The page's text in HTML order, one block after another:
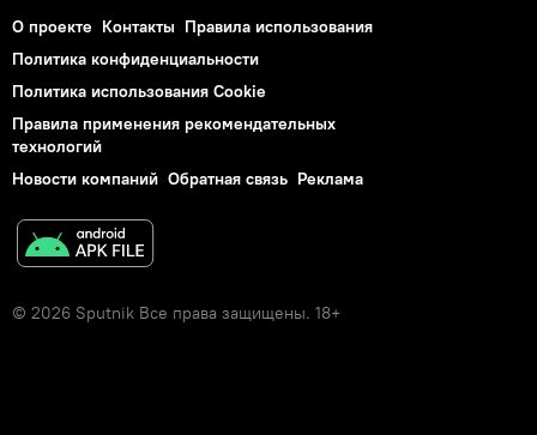
О проекте Контакты Правила использования
Политика конфиденциальности
Политика использования Cookie
Правила применения рекомендательных
технологий
Новости компаний Обратная связь Реклама
© 2026 Sputnik Все права защищены. 18+